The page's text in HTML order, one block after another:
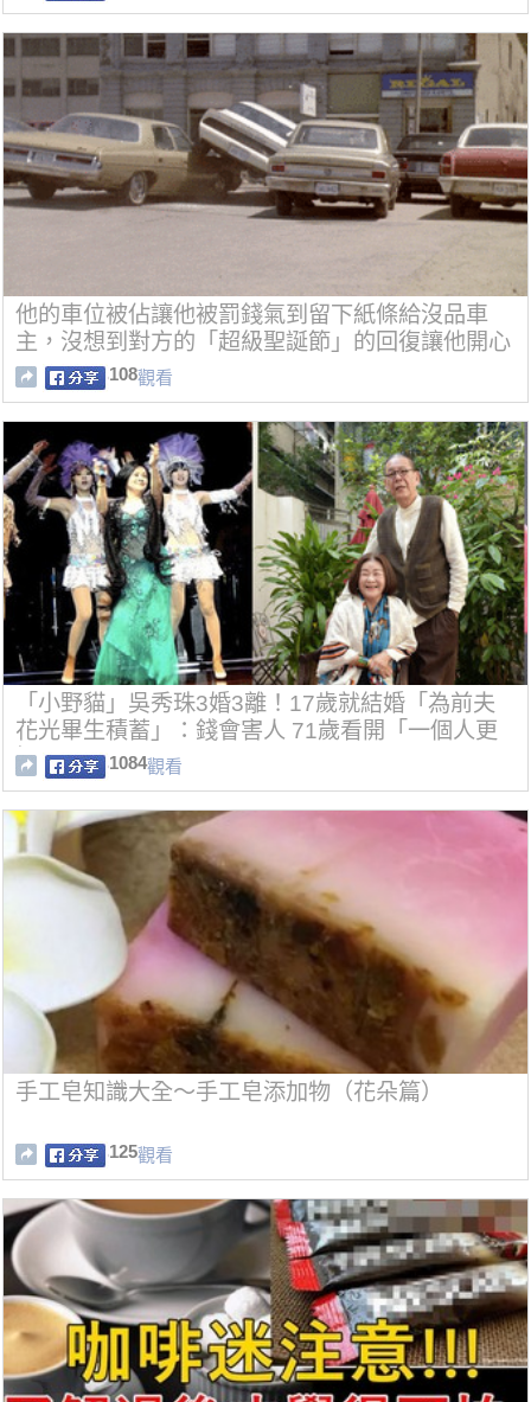
他的車位被佔讓他被罰錢氣到留下紙條給沒品車
主，沒想到對方的「超級聖誕節」的回復讓他開心
死了！
108觀看
「小野貓」吳秀珠3婚3離！17歲就結婚「為前夫
花光畢生積蓄」：錢會害人 71歲看開「一個人更
好」
1084觀看
手工皂知識大全～手工皂添加物（花朵篇）
125觀看